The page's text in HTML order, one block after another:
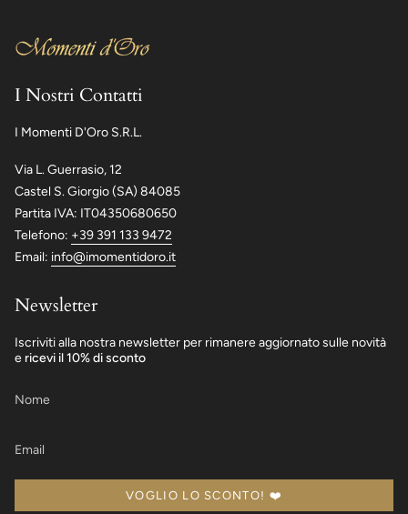
I Nostri Contatti
I Momenti D'Oro S.R.L.
Via L. Guerrasio, 12
Castel S. Giorgio (SA) 84085
Partita IVA: IT04350680650
Telefono: +39 391 133 9472
Email: info@imomentidoro.it
Newsletter
Iscriviti alla nostra newsletter per rimanere aggiornato sulle novità
e ricevi il 10% di sconto
VOGLIO LO SCONTO! ❤️